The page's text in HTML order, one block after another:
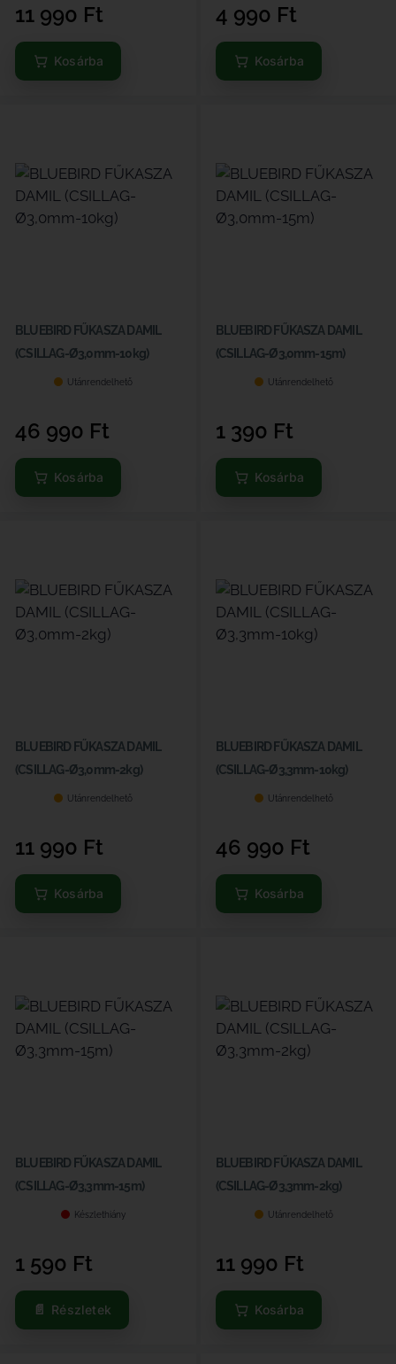
11 990 Ft
Kosárba
4 990 Ft
Kosárba
BLUEBIRD FŰKASZA DAMIL
(CSILLAG-Ø3,0mm-10kg)
Utánrendelhető
46 990 Ft
Kosárba
BLUEBIRD FŰKASZA DAMIL
(CSILLAG-Ø3,0mm-15m)
Utánrendelhető
1 390 Ft
Kosárba
BLUEBIRD FŰKASZA DAMIL
(CSILLAG-Ø3,0mm-2kg)
Utánrendelhető
11 990 Ft
Kosárba
BLUEBIRD FŰKASZA DAMIL
(CSILLAG-Ø3,3mm-10kg)
Utánrendelhető
46 990 Ft
Kosárba
BLUEBIRD FŰKASZA DAMIL
(CSILLAG-Ø3,3mm-15m)
Készlethiány
1 590 Ft
Részletek
BLUEBIRD FŰKASZA DAMIL
(CSILLAG-Ø3,3mm-2kg)
Utánrendelhető
11 990 Ft
Kosárba